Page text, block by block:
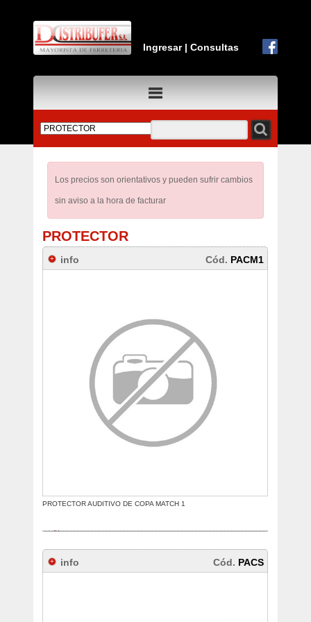
Ingresar|Consultas
Los precios son orientativos y pueden sufrir cambios
sin aviso a la hora de facturar
PROTECTOR
info Cód. PACM1
PROTECTOR AUDITIVO DE COPA MATCH 1
info Cód. PACS